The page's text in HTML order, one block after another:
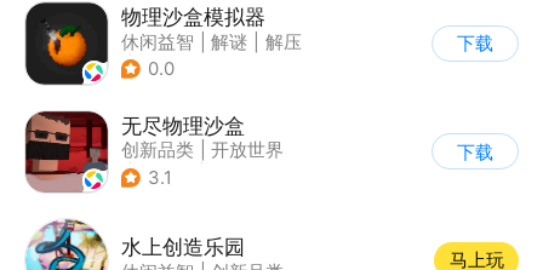
物理沙盒模拟器
休闲益智 解谜
解压
| 脑洞
0.0
下载
无尽物理沙盒
创新品类
开放世界
| 像素风
3.1
下载
水上创造乐园
马上玩